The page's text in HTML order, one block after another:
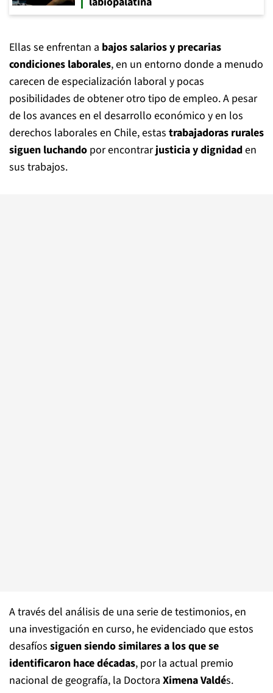
Ellas se enfrentan a bajos salarios y precarias
condiciones laborales, en un entorno donde a menudo
carecen de especialización laboral y pocas
posibilidades de obtener otro tipo de empleo. A pesar
de los avances en el desarrollo económico y en los
derechos laborales en Chile, estas trabajadoras rurales
siguen luchando por encontrarjusticia y dignidaden
sus trabajos.
A través del análisis de una serie de testimonios, en
una investigación en curso, he evidenciado que estos
desafíos siguen siendo similares a los que se
identificaron hace décadas, por la actual premio
nacional de geografía, la Doctora Ximena Valdés.